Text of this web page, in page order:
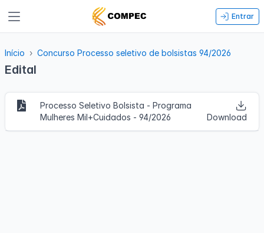
Entrar
Início Concurso Processo seletivo de bolsistas 94/2026
Edital
Processo Seletivo Bolsista - Programa
Mulheres Mil+Cuidados - 94/2026
Download